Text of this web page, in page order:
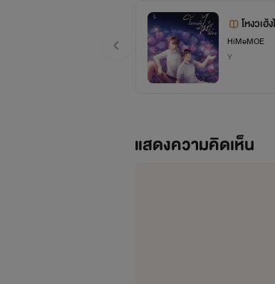
โหงวเ
HiMeMOE
Y
แสดงความคิดเห็น